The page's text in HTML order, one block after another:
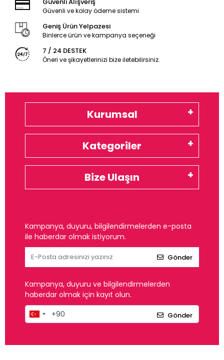
Güvenli Alışveriş
Güvenli ve kolay ödeme sistemi
Geniş Ürün Yelpazesi
Binlerce ürün ve kampanya seçeneği
7 / 24 DESTEK
Öneri ve şikayetlerinizi bize iletebilirsiniz.
Kurumsal
Kategoriler
Bize Ulaşın
Kampanya, duyuru, bilgilendirmelerden e-posta
ile haberdar olmak istiyorum.
Gönder
Kampanya, duyuru ve bilgilendirmelerden
haberdar olmak için kayıt olun.
Gönder